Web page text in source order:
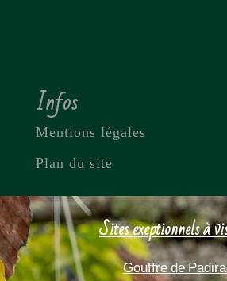
Infos
Mentions légales
Plan du site
Sites exeptionnels à
Gouffre de